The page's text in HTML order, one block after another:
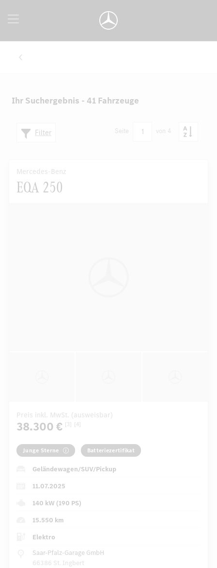
Ihr Suchergebnis - 41 Fahrzeuge
Filter Seite 1 von 4
Mercedes-Benz
EQA 250
Preis inkl. MwSt. (ausweisbar)
38.300 € [3] [4]
Junge Sterne Batteriezertifikat
Geländewagen/SUV/Pickup
11.07.2025
140 kW (190 PS)
15.550 km
Elektro
Saar-Pfalz-Garage GmbH
66386 St. Ingbert